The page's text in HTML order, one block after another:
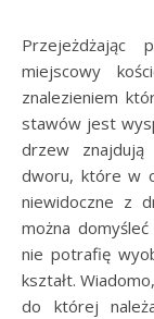
Przejeżdżając przez wieś bardzo łatwo zauważyć
miejscowy
znalezieniem
stawów jest
drzew znajdują
dworu, które w
niewidoczne z
można
nie potrafię
kształt.
do której